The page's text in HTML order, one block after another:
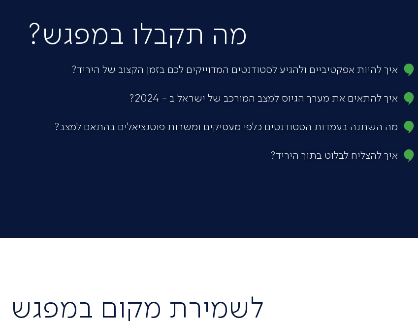
מה תקבלו במפגש?
איך להיות אפקטיביים ולהגיע לסטודנטים המדוייקים לכם בזמן הקצוב של היריד?
איך להתאים את מערך הגיוס למצב המורכב של ישראל ב - 2024?
מה השתנה בעמדות הסטודנטים כלפי מעסיקים ומשרות פוטנציאלים בהתאם למצב?
איך להצליח לבלוט בתוך היריד?
לשמירת מקום במפגש